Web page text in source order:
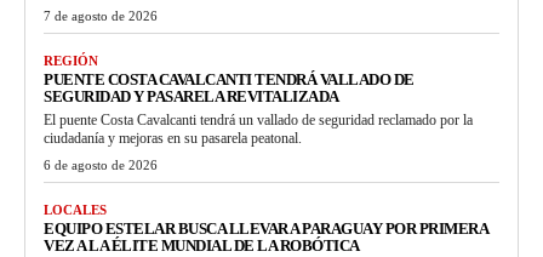
7 de agosto de 2026
REGIÓN
PUENTE COSTA CAVALCANTI TENDRÁ VALLADO DE
SEGURIDAD Y PASARELA REVITALIZADA
El puente Costa Cavalcanti tendrá un vallado de seguridad reclamado por la
ciudadanía y mejoras en su pasarela peatonal.
6 de agosto de 2026
LOCALES
EQUIPO ESTELAR BUSCA LLEVAR A PARAGUAY POR PRIMERA
VEZ A LA ÉLITE MUNDIAL DE LA ROBÓTICA